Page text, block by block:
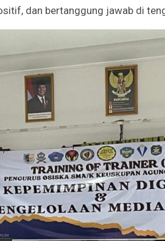
dan bertanggung jawab di